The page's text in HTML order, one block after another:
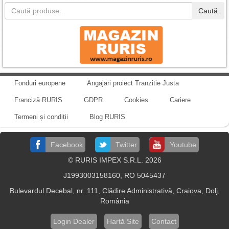
Caută
Fonduri europene Angajari proiect Tranzitie Justa
Franciză RURIS GDPR Cookies Cariere
Termeni și condiții Blog RURIS
Facebook Twitter
Youtube
© RURIS IMPEX S.R.L. 2026
J1993003158160, RO 5045437
Bulevardul Decebal, nr. 111, Clădire Administrativă, Craiova, Dolj,
România
Login Dealer Hartă Site Contact